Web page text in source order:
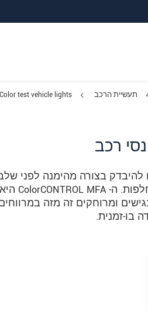
תעשיית הרכב Color test vehicle lights
רכב
להיבדק בצורה מהימנה לפני
ומרוחקים זה מזה